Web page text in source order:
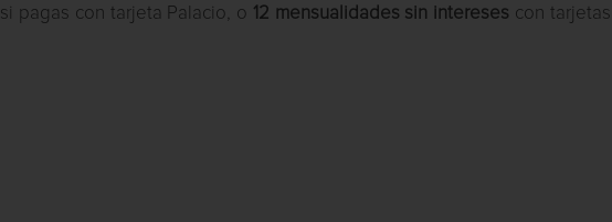
si pagas con tarjeta Palacio, o 12 mensualidades sin intereses con tarjetas